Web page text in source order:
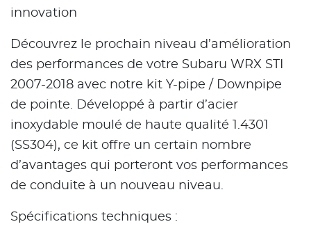
innovation
Découvrez le prochain niveau d’amélioration
des performances de votre Subaru WRX STI
2007-2018 avec notre kit Y-pipe / Downpipe
de pointe. Développé à partir d’acier
inoxydable moulé de haute qualité 1.4301
(SS304), ce kit offre un certain nombre
d’avantages qui porteront vos performances
de conduite à un nouveau niveau.
Spécifications techniques :